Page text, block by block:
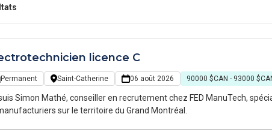
licence C
Permanent Saint-Catherine 06 août 2026 90000 $CAN - 93000
Simon Mathé, conseiller en recrutement chez FED ManuTech,
sur le territoire du Grand Montréal.